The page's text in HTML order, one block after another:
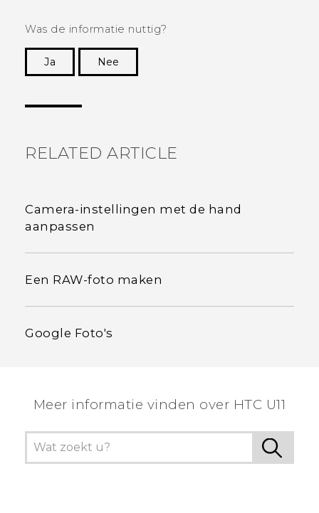
Was de informatie nuttig?
Ja
Nee
RELATED ARTICLE
Camera-instellingen met de hand
aanpassen
Een RAW-foto maken
Google Foto's
Meer informatie vinden over HTC U11